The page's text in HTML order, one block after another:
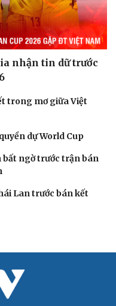
nhận tin dữ trước
trong mơ giữa Việt
dự World Cup
bất ngờ trước trận bán
Lan trước bán kết